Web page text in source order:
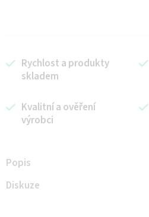
Rychlost a produkty
skladem
Kvalitní a ověření
výrobci
Popis
Diskuze